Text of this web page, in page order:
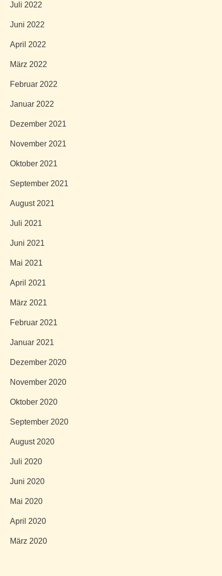
Juli 2022
Juni 2022
April 2022
März 2022
Februar 2022
Januar 2022
Dezember 2021
November 2021
Oktober 2021
September 2021
August 2021
Juli 2021
Juni 2021
Mai 2021
April 2021
März 2021
Februar 2021
Januar 2021
Dezember 2020
November 2020
Oktober 2020
September 2020
August 2020
Juli 2020
Juni 2020
Mai 2020
April 2020
März 2020